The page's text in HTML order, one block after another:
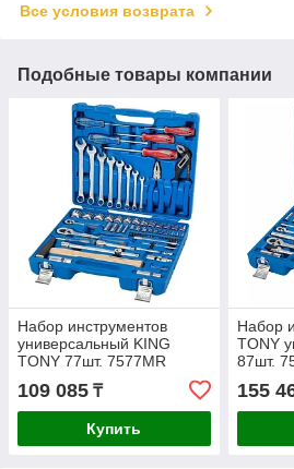
Все условия возврата
Подобные товары компании
Набор инструментов
универсальный KING
TONY 77шт. 7577MR
109 085 ₸
Купить
Набор
TONY
87шт.
155